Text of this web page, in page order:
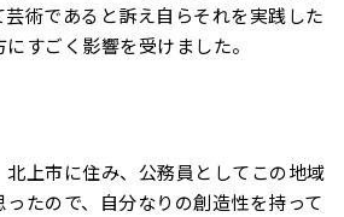
術であると訴え自らそれを実践した
すごく影響を受けました。
上市に住み、公務員としてこの地域
たので、自分なりの創造性を持って